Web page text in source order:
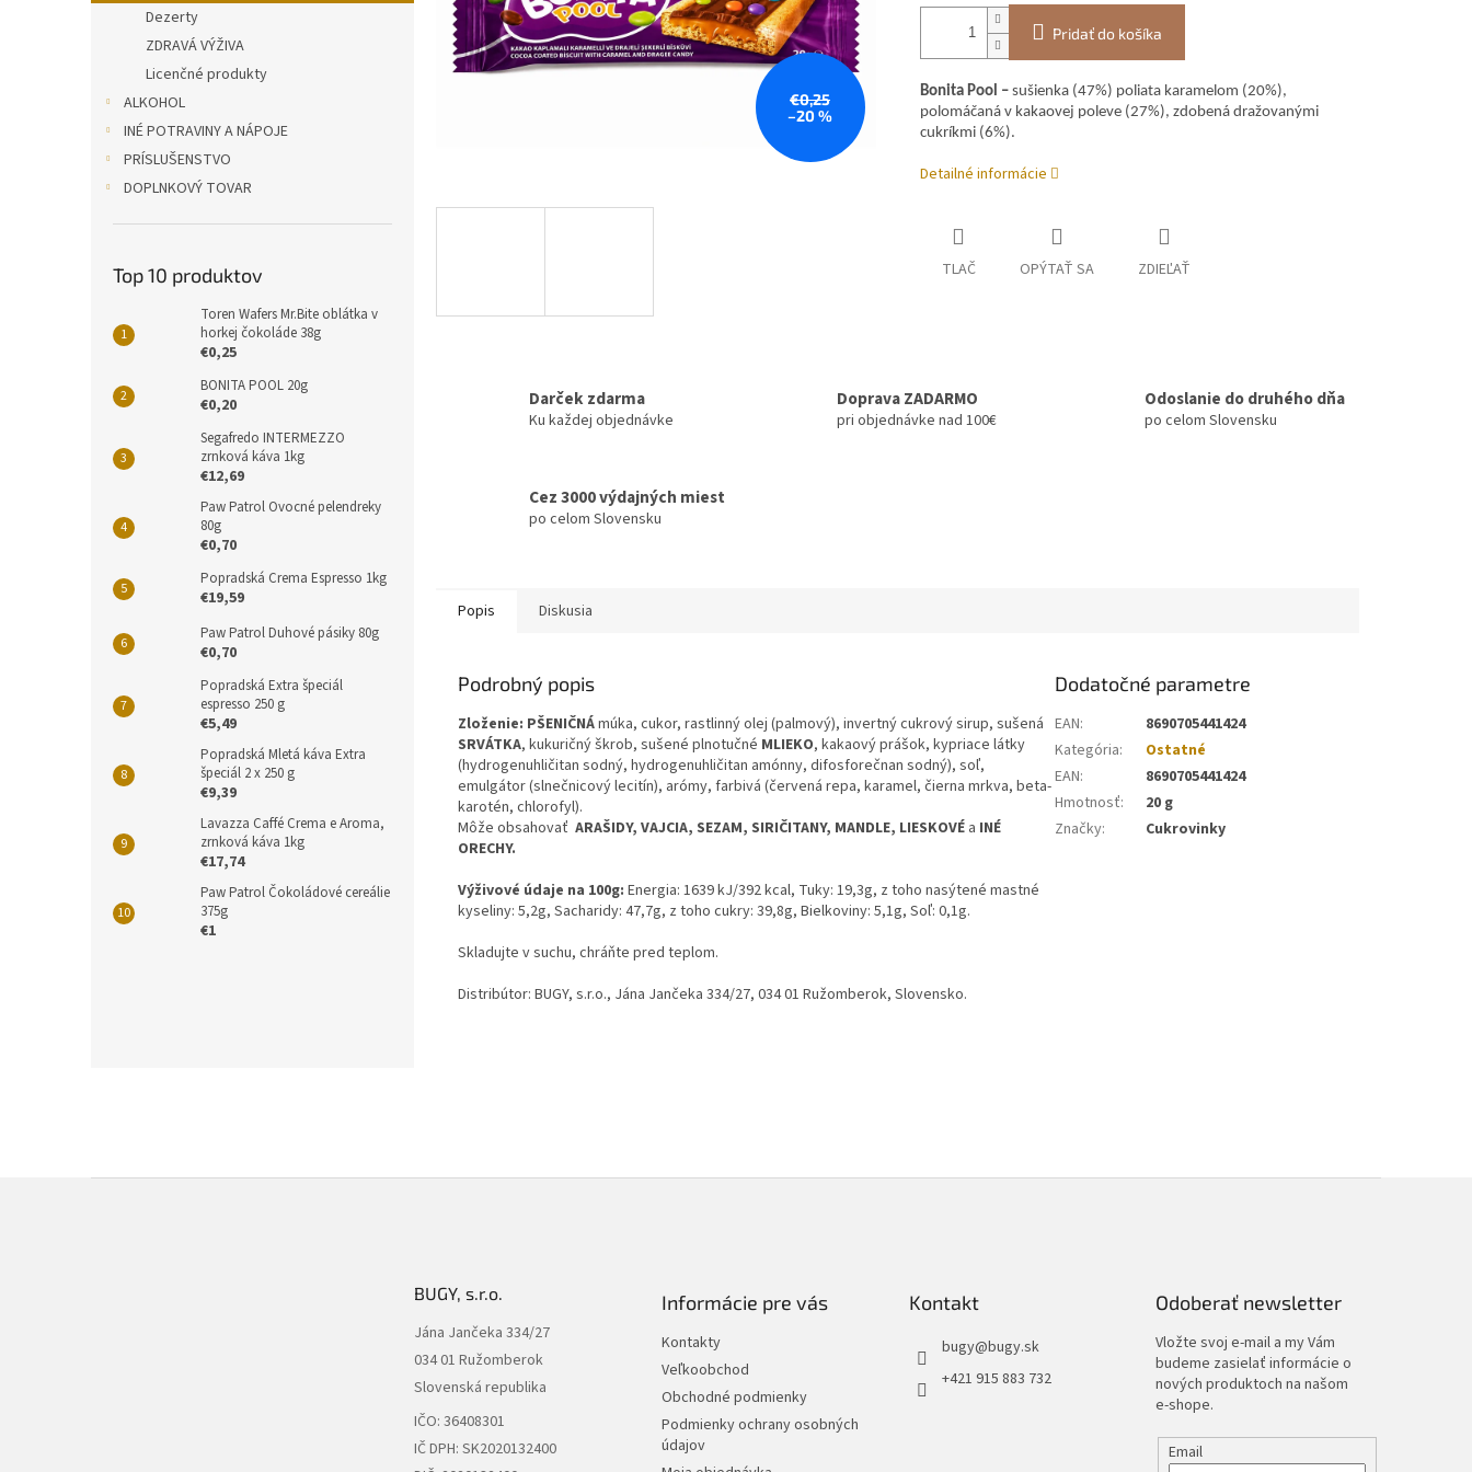
Dezerty
ZDRAVÁ VÝŽIVA
Licenčné produkty
ALKOHOL
INÉ POTRAVINY A NÁPOJE
PRÍSLUŠENSTVO
DOPLNKOVÝ TOVAR
Top 10 produktov
Toren Wafers Mr.Bite oblátka v
horkej čokoláde 38g
€0,25
BONITA POOL 20g
€0,20
Segafredo INTERMEZZO
zrnková káva 1kg
€12,69
Paw Patrol Ovocné pelendreky
80g
€0,70
Popradská Crema Espresso 1kg
€19,59
Paw Patrol Duhové pásiky 80g
€0,70
Popradská Extra špeciál
espresso 250 g
€5,49
Popradská Mletá káva Extra
špeciál 2 x 250 g
€9,39
Lavazza Caffé Crema e Aroma,
zrnková káva 1kg
€17,74
Paw Patrol Čokoládové cereálie
375g
€1
€0,25
–20 %
Pridať do košíka
Bonita Pool –sušienka (47%) poliata karamelom (20%),
polomáčaná v kakaovej poleve (27%), zdobená dražovanými
cukríkmi (6%).
Detailné informácie
TLAČ OPÝTAŤ SA ZDIEĽAŤ
Darček zdarma
Ku každej objednávke
Doprava ZADARMO
pri objednávke nad 100€
Odoslanie do druhého dňa
po celom Slovensku
Cez 3000 výdajných miest
po celom Slovensku
Popis Diskusia
Podrobný popis
Zloženie: PŠENIČNÁmúka, cukor, rastlinný olej (palmový), invertný cukrový sirup, sušená
SRVÁTKA, kukuričný škrob, sušené plnotučné MLIEKO, kakaový prášok, kypriace látky
(hydrogenuhličitan sodný, hydrogenuhličitan amónny, difosforečnan sodný), soľ,
emulgátor (slnečnicový lecitín), arómy, farbivá (červená repa, karamel, čierna mrkva, beta-
karotén, chlorofyl).
Môže obsahovať ARAŠIDY, VAJCIA, SEZAM, SIRIČITANY, MANDLE, LIESKOVÉ a INÉ
ORECHY.
Výživové údaje na 100g: Energia: 1639 kJ/392 kcal, Tuky: 19,3g, z toho nasýtené mastné
kyseliny: 5,2g, Sacharidy: 47,7g, z toho cukry: 39,8g, Bielkoviny: 5,1g, Soľ: 0,1g.
Skladujte v suchu, chráňte pred teplom.
Distribútor: BUGY, s.r.o., Jána Jančeka 334/27, 034 01 Ružomberok, Slovensko.
Dodatočné parametre
EAN:
8690705441424
Kategória:
Ostatné
EAN:
8690705441424
Hmotnosť:
20 g
Značky: Cukrovinky
BUGY, s.r.o.
Jána Jančeka 334/27
034 01 Ružomberok
Slovenská republika
IČO: 36408301
IČ DPH: SK2020132400
Informácie pre vás
Kontakty
Veľkoobchod
Obchodné podmienky
Podmienky ochrany osobných
údajov
Kontakt
bugy@bugy.sk
+421 915 883 732
Odoberať newsletter
Vložte svoj e-mail a my Vám
budeme zasielať informácie o
nových produktoch na našom
e-shope.
Email